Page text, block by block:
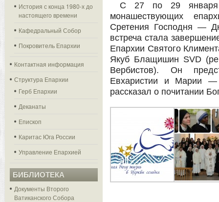
История с конца 1980-х до
настоящего времени
Кафедральный Собор
Покровитель Епархии
Контактная информация
Структура Епархии
Герб Епархии
Деканаты
Епископ
Каритас Юга России
Управление Епархией
БИБЛИОТЕКА
Документы Второго
Ватиканского Собора
С 27 по 29 января
монашествующих
Сретения Господня —
встреча стала
Епархии Святого
Якуб Блащишин SVD
Вербистов). Он
Евхаристии и Марии —
рассказал о почитании